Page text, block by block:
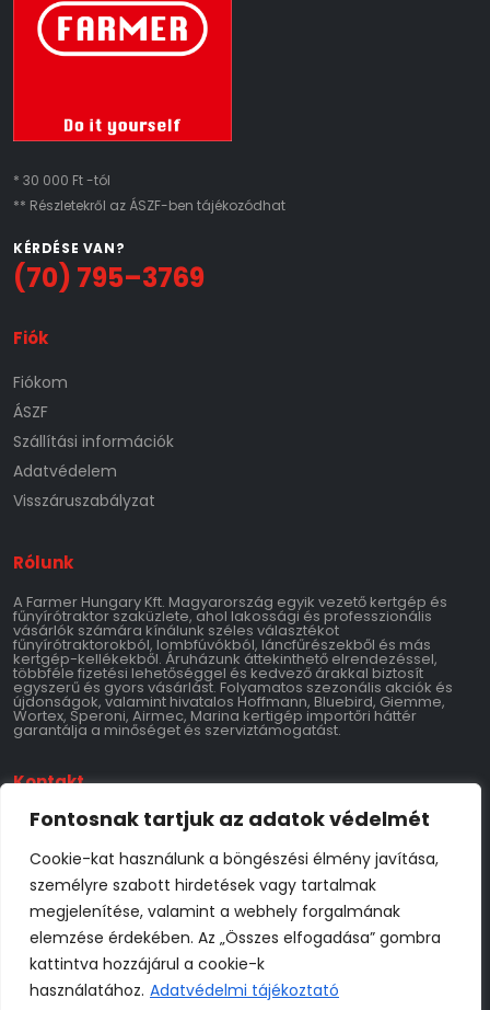
Fontosnak tartjuk az adatok védelmét
Cookie-kat használunk a böngészési élmény javítása,
személyre szabott hirdetések vagy tartalmak
megjelenítése, valamint a webhely forgalmának
elemzése érdekében. Az „Összes elfogadása” gombra
kattintva hozzájárul a cookie-k
használatához. Adatvédelmi tájékoztató
* 30 000 Ft -tól
** Részletekről az ÁSZF-ben tájékozódhat
KÉRDÉSE VAN?
(70) 795–3769
Fiók
Fiókom
ÁSZF
Szállítási információk
Adatvédelem
Visszáruszabályzat
Rólunk
A Farmer Hungary Kft. Magyarország egyik vezető kertgép és
fűnyírótraktor szaküzlete, ahol lakossági és professzionális
vásárlók számára kínálunk széles választékot
fűnyírótraktorokból, lombfúvókból, láncfűrészekből és más
kertgép-kellékekből. Áruházunk áttekinthető elrendezéssel,
többféle fizetési lehetőséggel és kedvező árakkal biztosít
egyszerű és gyors vásárlást. Folyamatos szezonális akciók és
újdonságok, valamint hivatalos Hoffmann, Bluebird, Giemme,
Wortex, Speroni, Airmec, Marina kertigép importőri háttér
garantálja a minőséget és szerviztámogatást.
Kontakt
Farmer Hungary Kft.
9700 Szombathely 11-es Huszár Út 147
Adószám: 28769534-2-18
Tel: 06-70-795-3769
info@farmerhungary.hu
Nyitvatartás
Kedd: 8:00–17:00
Szerda: 8:00–17:00
Csütörtök: 8:00–17:00